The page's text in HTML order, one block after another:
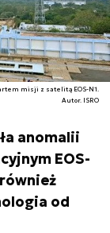
misji z satelitą EOS-N1.
Autor. ISRO
anomalii
EOS-
od